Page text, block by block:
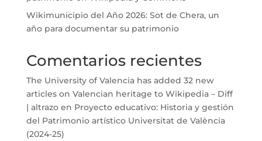
Wikimunicipio del Año 2026: Sot de Chera, un
año para documentar su patrimonio
Comentarios recientes
The University of Valencia has added 32 new
articles on Valencian heritage to Wikipedia – Diff
| altrazoen Proyecto educativo: Historia y gestión
del Patrimonio artístico Universitat de València
(2024-25)